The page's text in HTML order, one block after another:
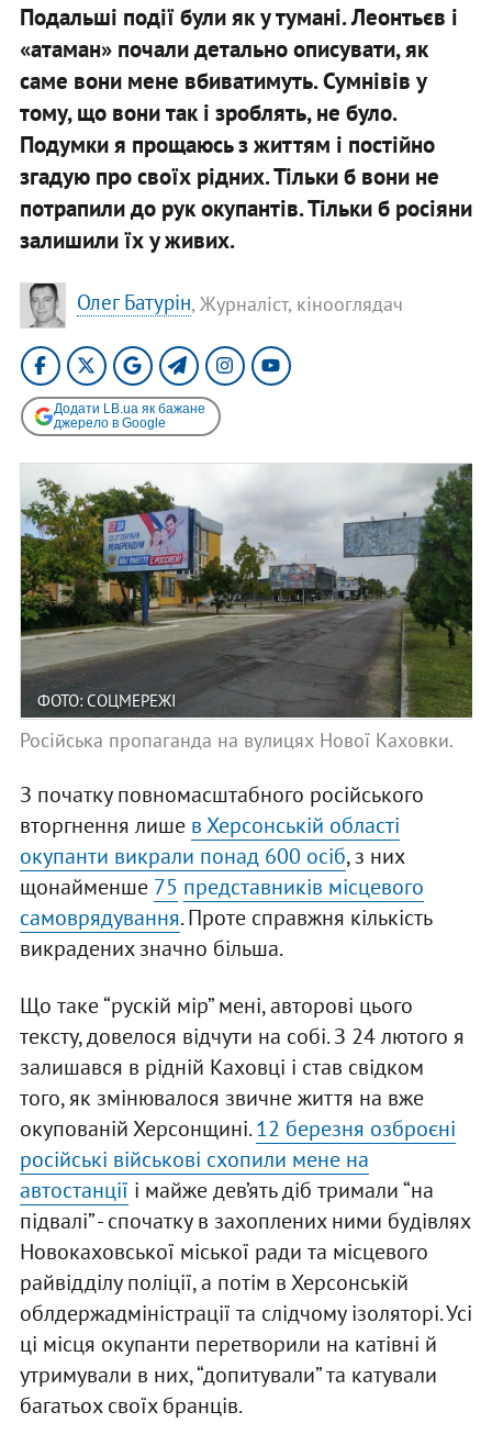
Подальші події були як у тумані. Леонтьєв і
«атаман» почали детально описувати, як
саме вони мене вбиватимуть. Сумнівів у
тому, що вони так і зроблять, не було.
Подумки я прощаюсь з життям і постійно
згадую про своїх рідних. Тільки б вони не
потрапили до рук окупантів. Тільки б росіяни
залишили їх у живих.
Олег Батурін, Журналіст, кінооглядач
Додати LB.ua як бажане
джерело в Google
ФОТО: СОЦМЕРЕЖІ
Російська пропаганда на вулицях Нової Каховки.
З початку повномасштабного російського
вторгнення лише в Херсонській області
окупанти викрали понад 600 осіб, з них
щонайменше 75 представників місцевого
самоврядування. Проте справжня кількість
викрадених значно більша.
Що таке “рускій мір” мені, авторові цього
тексту, довелося відчути на собі. З 24 лютого я
залишався в рідній Каховці і став свідком
того, як змінювалося звичне життя на вже
окупованій Херсонщині.12 березня озброєні
російські військові схопили мене на
автостанції і майже дев’ять діб тримали “на
підвалі” - спочатку в захоплених ними будівлях
Новокаховської міської ради та місцевого
райвідділу поліції, а потім в Херсонській
облдержадміністрації та слідчому ізоляторі. Усі
ці місця окупанти перетворили на катівні й
утримували в них, “допитували” та катували
багатьох своїх бранців.